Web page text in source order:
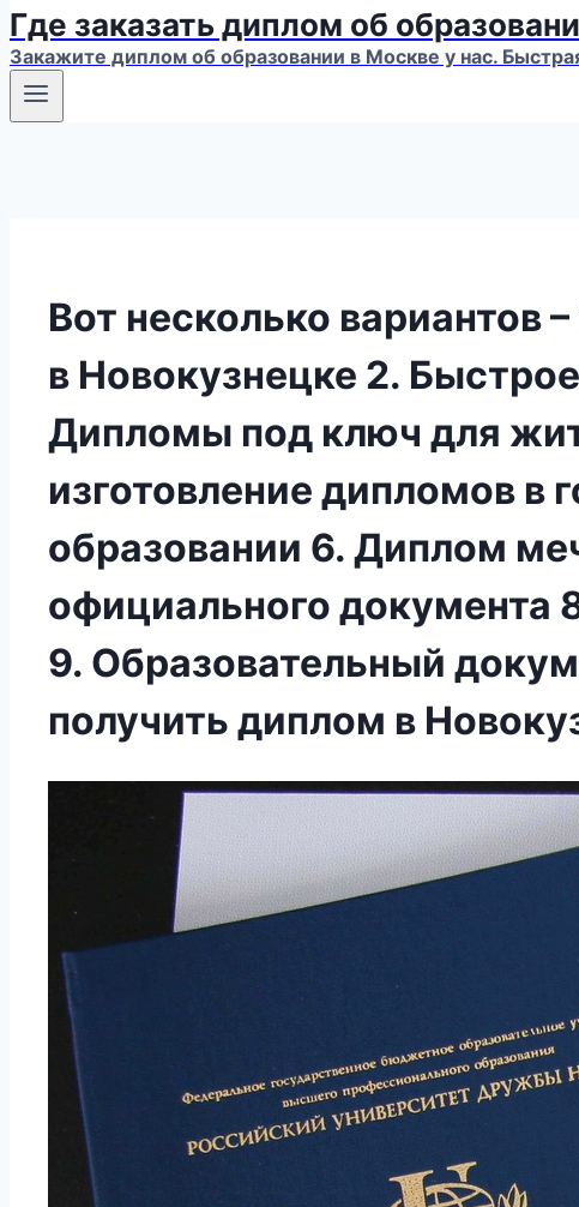
Где заказать диплом об
Закажите диплом об образовании в Москве у нас.
Вот несколько вариантов
в Новокузнецке 2.
Дипломы под ключ для
изготовление дипломов в
образовании 6. Диплом
официального документа
9. Образовательный
получить диплом в